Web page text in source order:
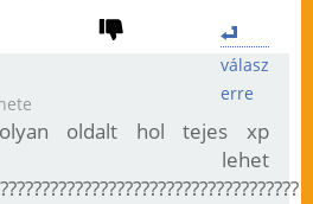
válasz
erre
oldalt hol tejes xp
lehet